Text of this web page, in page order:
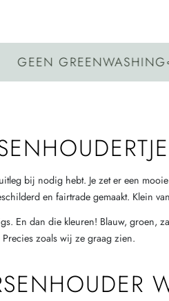
GREENWASHING◦
bij nodig hebt. Je zet er een
en fairtrade gemaakt. Klein
En dan die kleuren! Blauw,
zoals wij ze graag zien.